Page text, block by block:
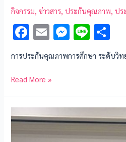
กิจกรรม ,ข่าวสาร ,ประกันคุณภาพ ,ปร
F
ac
e
b
o
o
k
E
ai
l
M
es
se
g
er
Li
e
h
ar
การประกันคุณภาพการศึกษา ระดับวิ
Read More »